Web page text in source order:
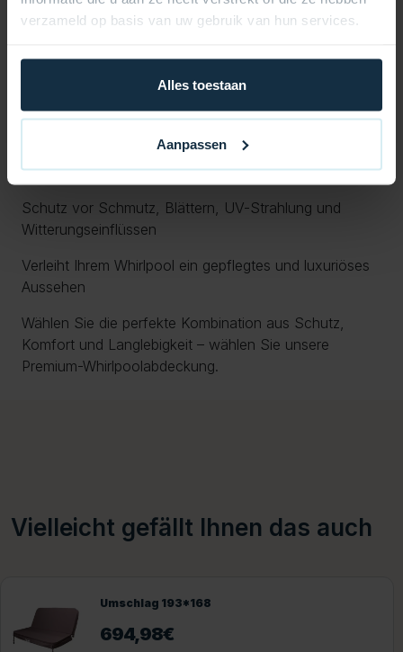
verzameld op basis van uw gebruik van hun services.
Alles toestaan
Aanpassen
Vorteile auf einen Blick:
Energiekosten
Stabile Sicherheitsgurte für maximale Stabilität
Einfache Handhabung dank integrierter Griffe
Schutz vor Schmutz, Blättern, UV-Strahlung und
Witterungseinflüssen
Verleiht Ihrem Whirlpool ein gepflegtes und luxuriöses
Aussehen
Wählen Sie die perfekte Kombination aus Schutz,
Komfort und Langlebigkeit – wählen Sie unsere
Premium-Whirlpoolabdeckung.
Vielleicht gefällt Ihnen das auch
Umschlag 193*168
694,98€